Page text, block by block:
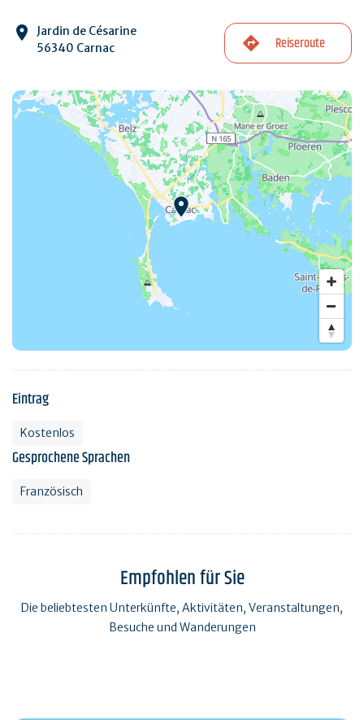
Jardin de Césarine
56340 Carnac
Reiseroute
Eintrag
Kostenlos
Gesprochene Sprachen
Französisch
Empfohlen für Sie
Die beliebtesten Unterkünfte, Aktivitäten, Veranstaltungen,
Besuche und Wanderungen